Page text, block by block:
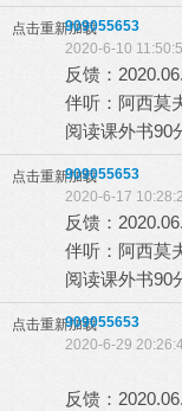
点击重新加载909055653
2020-6-10
反馈：
伴听：阿西莫
阅读课外书90
点击重新加载909055653
2020-6-17
反馈：
伴听：阿西莫
阅读课外书90
点击重新加载909055653
2020-6-29
反馈：